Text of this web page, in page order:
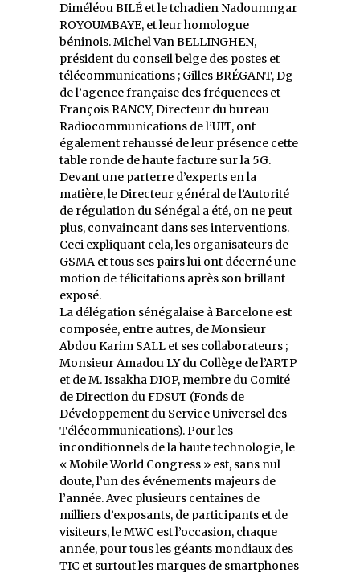
Diméléou BILÉ et le tchadien Nadoumngar
ROYOUMBAYE, et leur homologue
béninois. Michel Van BELLINGHEN,
président du conseil belge des postes et
télécommunications ; Gilles BRÉGANT, Dg
de l’agence française des fréquences et
François RANCY, Directeur du bureau
Radiocommunications de l’UIT, ont
également rehaussé de leur présence cette
table ronde de haute facture sur la 5G.
Devant une parterre d’experts en la
matière, le Directeur général de l’Autorité
de régulation du Sénégal a été, on ne peut
plus, convaincant dans ses interventions.
Ceci expliquant cela, les organisateurs de
GSMA et tous ses pairs lui ont décerné une
motion de félicitations après son brillant
exposé.
La délégation sénégalaise à Barcelone est
composée, entre autres, de Monsieur
Abdou Karim SALL et ses collaborateurs ;
Monsieur Amadou LY du Collège de l’ARTP
et de M. Issakha DIOP, membre du Comité
de Direction du FDSUT (Fonds de
Développement du Service Universel des
Télécommunications). Pour les
inconditionnels de la haute technologie, le
« Mobile World Congress » est, sans nul
doute, l’un des événements majeurs de
l’année. Avec plusieurs centaines de
milliers d’exposants, de participants et de
visiteurs, le MWC est l’occasion, chaque
année, pour tous les géants mondiaux des
TIC et surtout les marques de smartphones